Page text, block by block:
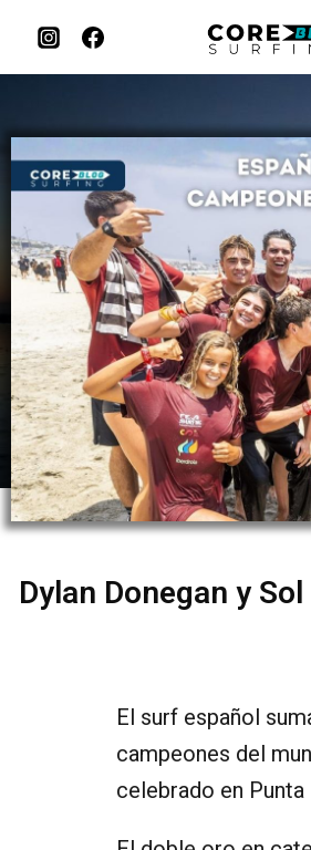
Dylan Donegan y
El surf español
campeones del
celebrado en Punta